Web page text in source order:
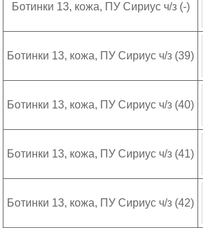
Ботинки 13, кожа, ПУ Сириус ч/з (-)
Ботинки 13, кожа, ПУ Сириус ч/з (39)
Ботинки 13, кожа, ПУ Сириус ч/з (40)
Ботинки 13, кожа, ПУ Сириус ч/з (41)
Ботинки 13, кожа, ПУ Сириус ч/з (42)